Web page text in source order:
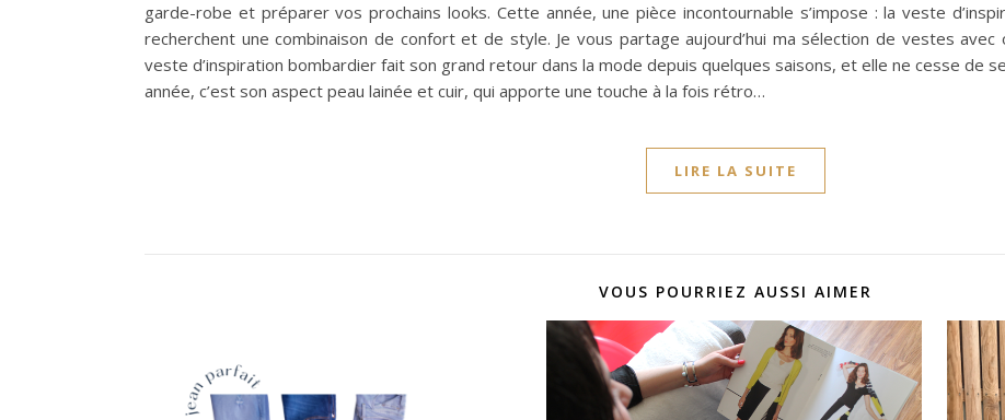
garde-robe et préparer vos prochains looks. Cette année, une pièce incontournable s’impose : la veste
recherchent une combinaison de confort et de style. Je vous partage aujourd’hui ma sélection de vestes avec
veste d’inspiration bombardier fait son grand retour dans la mode depuis quelques saisons, et elle ne cesse de
année, c’est son aspect peau lainée et cuir, qui apporte une touche à la fois rétro…
LIRE LA SUITE
VOUS POURRIEZ AUSSI AIMER